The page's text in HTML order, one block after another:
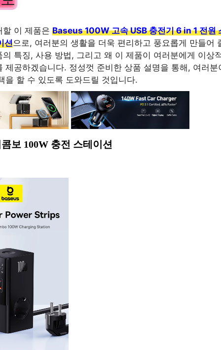
할 이 제품은 Baseus 100W 고속 USB 충전기 6 in 1 전원
션으로, 여러분의 생활을 더욱 편리하고 풍요롭게 만들어
의 특징, 사용 방법, 그리고 왜 이 제품이 여러분에게 이상
제공하겠습니다. 정성껏 준비한 상품 설명을 통해, 여러분
을 할 수 있도록 도와드릴 것입니다.
보 100W 충전 스테이션